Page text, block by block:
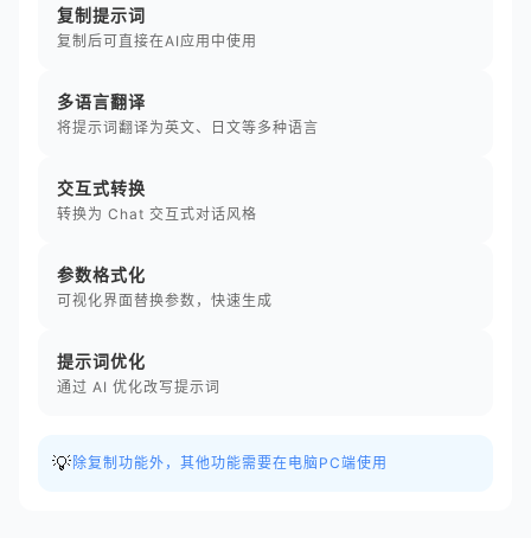
复制提示词
复制后可直接在AI应用中使用
多语言翻译
将提示词翻译为英文、日文等多种语言
交互式转换
转换为 Chat 交互式对话风格
参数格式化
可视化界面替换参数，快速生成
提示词优化
通过 AI 优化改写提示词
💡 除复制功能外，其他功能需要在电脑PC端使用